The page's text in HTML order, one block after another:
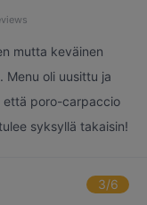
mutta keväinen
Menu oli uusittu ja
että poro-carpaccio
syksyllä takaisin!
3/6